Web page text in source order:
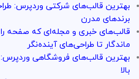
بهترین قالب‌های شرکتی وردپرس:
برندهای مدرن
قالب‌های خبری و مجله‌ای که صفحه
ماندگار تا طراحی‌های آینده‌نگر
بهترین قالب‌های فروشگاهی وردپرس:
بالا